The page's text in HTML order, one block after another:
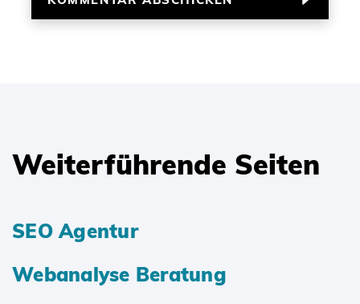
Weiterführende Seiten
SEO Agentur
Webanalyse Beratung